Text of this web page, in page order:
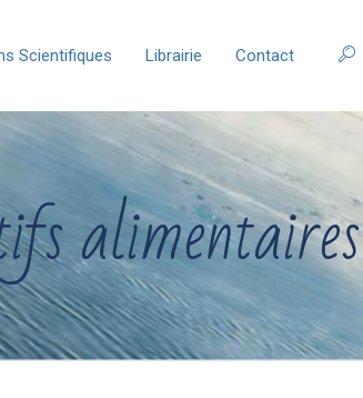
Scientifiques Librairie Contact
alimentaires